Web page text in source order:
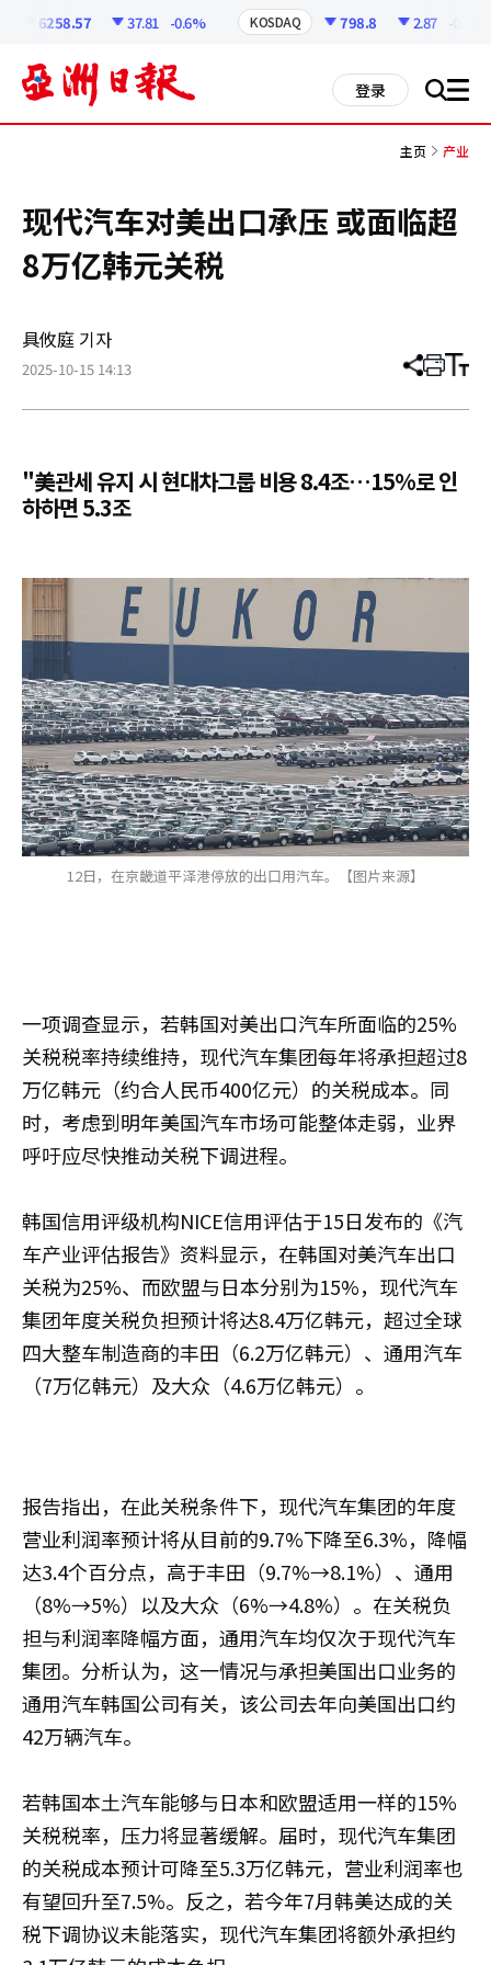
6258.57 37.81 -0.6% KOSDAQ 798.8 2.87 -0.36%
登录 搜 all
主页 产业
现代汽车对美出口承压 或面临超
8万亿韩元关税
具攸庭 기자
2025-10-15 14:13 分
章
打 调
小
"美관세 유지 시 현대차그룹 비용 8.4조…15%로 인
하하면 5.3조
12日，在京畿道平泽港停放的出口用汽车。【图片来源】
一项调查显示，若韩国对美出口汽车所面临的25%
关税税率持续维持，现代汽车集团每年将承担超过8
万亿韩元（约合人民币400亿元）的关税成本。同
时，考虑到明年美国汽车市场可能整体走弱，业界
呼吁应尽快推动关税下调进程。
韩国信用评级机构NICE信用评估于15日发布的《汽
车产业评估报告》资料显示，在韩国对美汽车出口
关税为25%、而欧盟与日本分别为15%，现代汽车
集团年度关税负担预计将达8.4万亿韩元，超过全球
四大整车制造商的丰田（6.2万亿韩元）、通用汽车
（7万亿韩元）及大众（4.6万亿韩元）。
报告指出，在此关税条件下，现代汽车集团的年度
营业利润率预计将从目前的9.7%下降至6.3%，降幅
达3.4个百分点，高于丰田（9.7%→8.1%）、通用
（8%→5%）以及大众（6%→4.8%）。在关税负
担与利润率降幅方面，通用汽车均仅次于现代汽车
集团。分析认为，这一情况与承担美国出口业务的
通用汽车韩国公司有关，该公司去年向美国出口约
42万辆汽车。
若韩国本土汽车能够与日本和欧盟适用一样的15%
关税税率，压力将显著缓解。届时，现代汽车集团
的关税成本预计可降至5.3万亿韩元，营业利润率也
有望回升至7.5%。反之，若今年7月韩美达成的关
税下调协议未能落实，现代汽车集团将额外承担约